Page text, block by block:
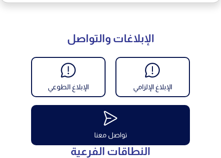
الإبلاغات والتواصل
الإبلاغ الإلزامي الإبلاغ الطوعي
تواصل معنا
النطاقات الفرعية